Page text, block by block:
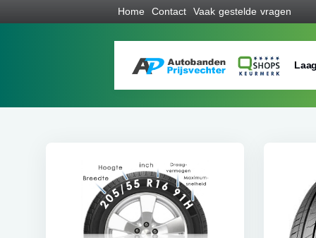
Home Contact Vaak gestelde vragen